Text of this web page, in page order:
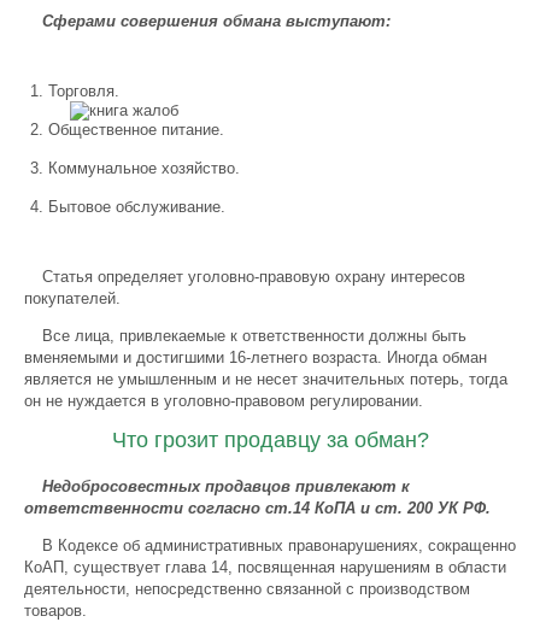
Сферами совершения обмана выступают:
Торговля.
Общественное питание.
Коммунальное хозяйство.
Бытовое обслуживание.
Статья определяет уголовно-правовую охрану интересов
покупателей.
Все лица, привлекаемые к ответственности должны быть
вменяемыми и достигшими 16-летнего возраста. Иногда обман
является не умышленным и не несет значительных потерь, тогда
он не нуждается в уголовно-правовом регулировании.
Что грозит продавцу за обман?
Недобросовестных продавцов привлекают к
ответственности согласно ст.14 КоПА и ст. 200 УК РФ.
В Кодексе об административных правонарушениях, сокращенно
КоАП, существует глава 14, посвященная нарушениям в области
деятельности, непосредственно связанной с производством
товаров.